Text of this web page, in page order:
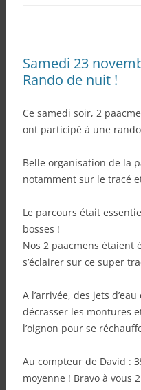
Samedi 23
Rando de nuit !
Ce samedi soir, 2
ont participé à une
Belle organisation de la
notamment sur le tracé
Le parcours était
bosses !
Nos 2 paacmens étaient
s’éclairer sur ce super
A l’arrivée, des jets
décrasser les montures
l’oignon pour se
Au compteur de David :
moyenne ! Bravo à vous